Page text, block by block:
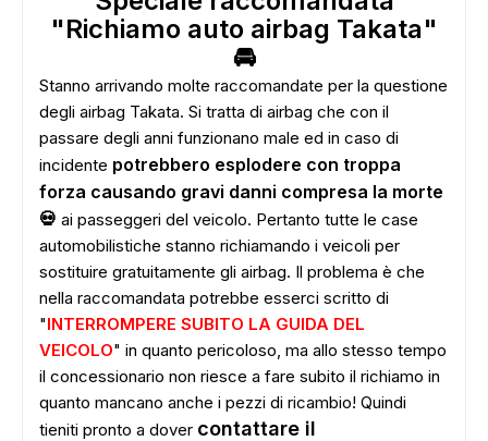
ADS
"Richiamo auto airbag Takata"
🚘
Stanno arrivando molte raccomandate per la questione
degli airbag Takata. Si tratta di airbag che con il
passare degli anni funzionano male ed in caso di
incidente potrebbero esplodere con troppa
forza causando gravi danni compresa la morte
💀 ai passeggeri del veicolo. Pertanto tutte le case
automobilistiche stanno richiamando i veicoli per
sostituire gratuitamente gli airbag. Il problema è che
nella raccomandata potrebbe esserci scritto di
"INTERROMPERE SUBITO LA GUIDA DEL
VEICOLO" in quanto pericoloso, ma allo stesso tempo
il concessionario non riesce a fare subito il richiamo in
quanto mancano anche i pezzi di ricambio! Quindi
tieniti pronto a dover contattare il